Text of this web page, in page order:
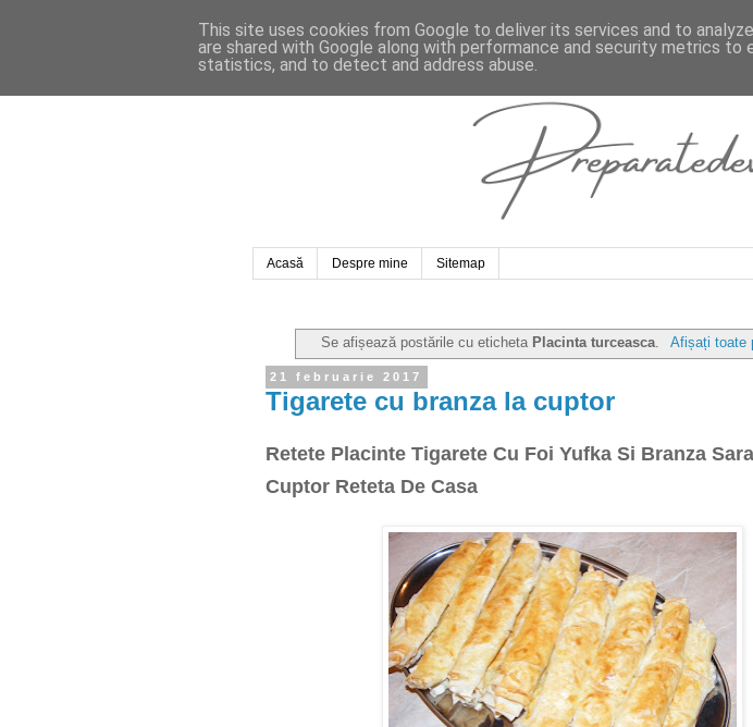
Acasă Despre mine Sitemap
Se afișează postările cu eticheta Placinta turceasca. Afișați toate
21 februarie 2017
Tigarete cu branza la cuptor
Retete Placinte Tigarete Cu Foi Yufka Si Branza
Cuptor Reteta De Casa
This site uses cookies from Google to deliver its services and to
are shared with Google along with performance and security metrics to
statistics, and to detect and address abuse.